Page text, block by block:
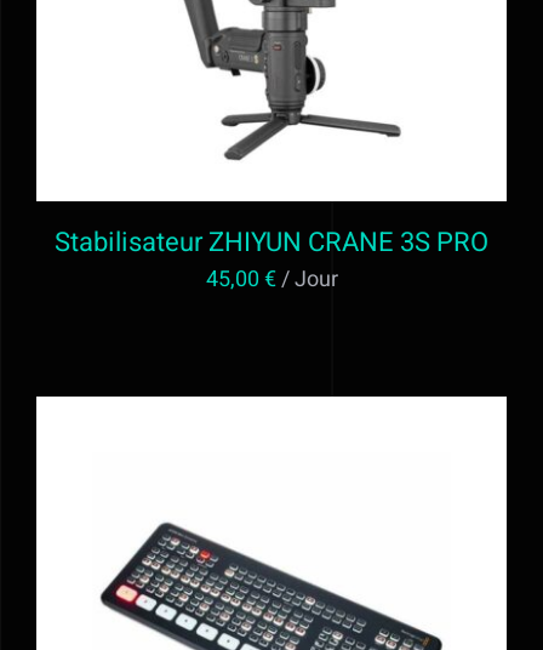
Stabilisateur ZHIYUN CRANE 3S PRO
45,00€/ Jour
AJOUTER AU PANIER / DÉTAILS